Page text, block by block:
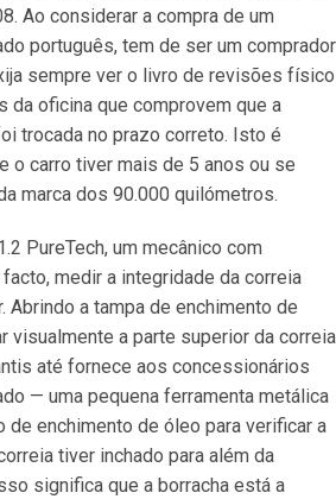
Ao considerar a compra de um
português, tem de ser um comprador
sempre ver o livro de revisões físico
da oficina que comprovem que a
trocada no prazo correto. Isto é
o carro tiver mais de 5 anos ou se
marca dos 90.000 quilómetros.
PureTech, um mecânico com
medir a integridade da correia
Abrindo a tampa de enchimento de
visualmente a parte superior da correia
até fornece aos concessionários
— uma pequena ferramenta metálica
enchimento de óleo para verificar a
tiver inchado para além da
significa que a borracha está a